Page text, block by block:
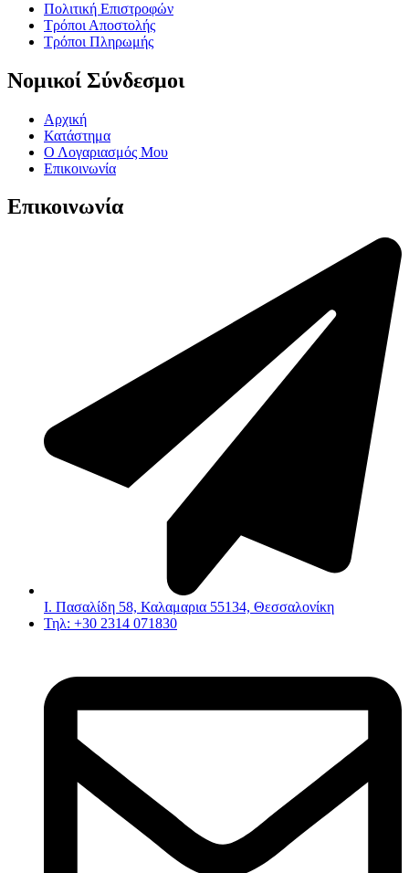
Πολιτική Επιστροφών
Τρόποι Αποστολής
Τρόποι Πληρωμής
Νομικοί Σύνδεσμοι
Αρχική
Κατάστημα
Ο Λογαριασμός Μου
Επικοινωνία
Επικοινωνία
Ι. Πασαλίδη 58, Καλαμαρια 55134, Θεσσαλονίκη
Τηλ: +30 2314 071830